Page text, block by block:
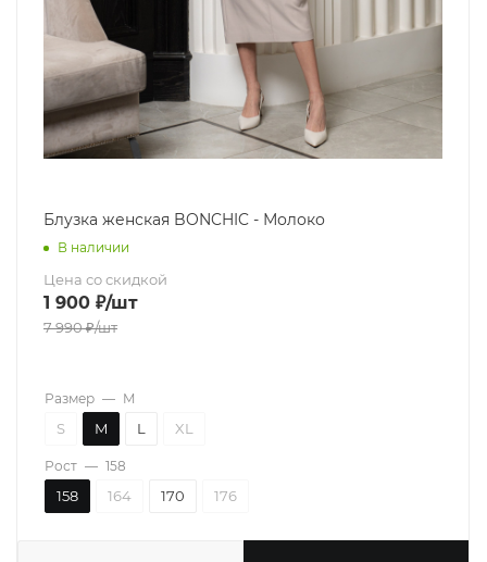
Блузка женская BONCHIC - Молоко
В наличии
Цена со скидкой
1 900 ₽/шт
7 990₽/шт
Размер — M
S M L XL
Рост — 158
158 164 170 176